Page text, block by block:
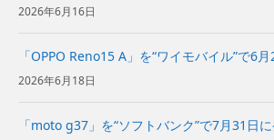
2026年6月16日
「OPPO Reno15 A」を“ワイモバイル”で6
2026年6月18日
「moto g37」を“ソフトバンク”で7月31日